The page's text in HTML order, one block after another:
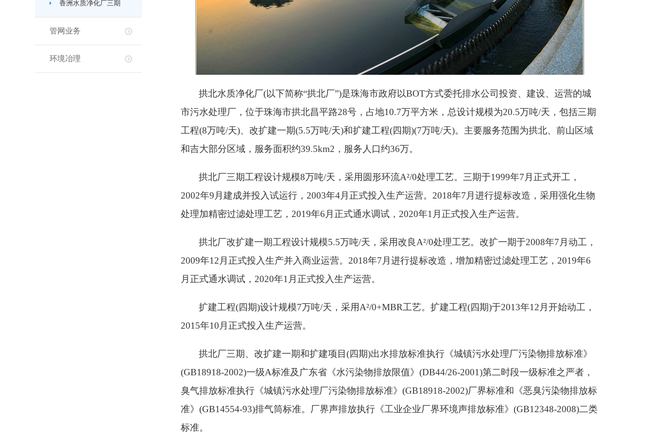
香洲水质净化厂三期
管网业务
环境冶理
拱北水质净化厂(以下简称“拱北厂”)是珠海市政府以BOT方式委托排水公司投资、建设、运营的城
市污水处理厂，位于珠海市拱北昌平路28号，占地10.7万平方米，总设计规模为20.5万吨/天，包括三期
工程(8万吨/天)、改扩建一期(5.5万吨/天)和扩建工程(四期)(7万吨/天)。主要服务范围为拱北、前山区域
和吉大部分区域，服务面积约39.5km2，服务人口约36万。
拱北厂三期工程设计规模8万吨/天，采用圆形环流A²/0处理工艺。三期于1999年7月正式开工，
2002年9月建成并投入试运行，2003年4月正式投入生产运营。2018年7月进行提标改造，采用强化生物
处理加精密过滤处理工艺，2019年6月正式通水调试，2020年1月正式投入生产运营。
拱北厂改扩建一期工程设计规模5.5万吨/天，采用改良A²/0处理工艺。改扩一期于2008年7月动工，
2009年12月正式投入生产并入商业运营。2018年7月进行提标改造，增加精密过滤处理工艺，2019年6
月正式通水调试，2020年1月正式投入生产运营。
扩建工程(四期)设计规模7万吨/天，采用A²/0+MBR工艺。扩建工程(四期)于2013年12月开始动工，
2015年10月正式投入生产运营。
拱北厂三期、改扩建一期和扩建项目 (四期)出水排放标准执行《城镇污水处理厂污染物排放标准》
(GB18918-2002)一级A标准及广东省《水污染物排放限值》(DB44/26-2001)第二时段一级标准之严者，
臭气排放标准执行《城镇污水处理厂污染物排放标准》(GB18918-2002)厂界标准和《恶臭污染物排放标
准》(GB14554-93)排气筒标准。厂界声排放执行《工业企业厂界环境声排放标准》(GB12348-2008)二类
标准。